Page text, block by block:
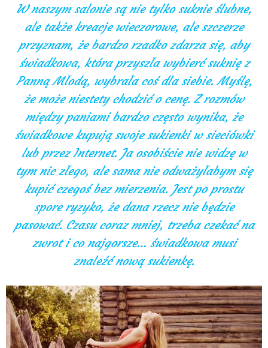
W naszym salonie są nie tylko suknie ślubne,
ale także kreacje wieczorowe, ale szczerze
przyznam, że bardzo rzadko zdarza się, aby
świadkowa, która przyszła wybierć suknię z
Panną Młodą, wybrała coś dla siebie. Myślę,
że może niestety chodzić o cenę. Z rozmów
między paniami bardzo często wynika, że
świadkowe kupują swoje sukienki w sieciówki
lub przez Internet. Ja osobiście nie widzę w
tym nic złego, ale sama nie odważyłabym się
kupić czegoś bez mierzenia. Jest po prostu
spore ryzyko, że dana rzecz nie będzie
pasować. Czasu coraz mniej, trzeba czekać na
zwrot i co najgorsze… świadkowa musi
znaleźć nową sukienkę.